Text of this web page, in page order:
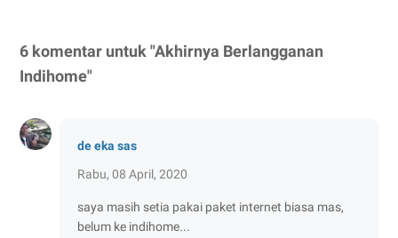
6 komentar untuk "Akhirnya Berlangganan
Indihome"
de eka sas
Rabu, 08 April, 2020
saya masih setia pakai paket internet biasa mas,
belum ke indihome...